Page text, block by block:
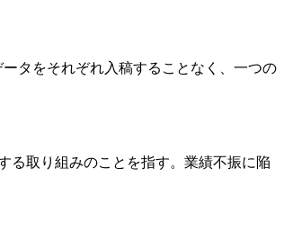
タをそれぞれ入稿することなく、一つの
る取り組みのことを指す。業績不振に陥